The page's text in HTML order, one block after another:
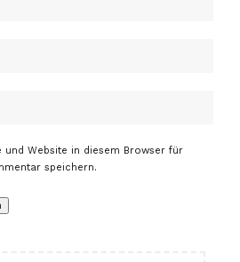
und Website in diesem Browser für
speichern.